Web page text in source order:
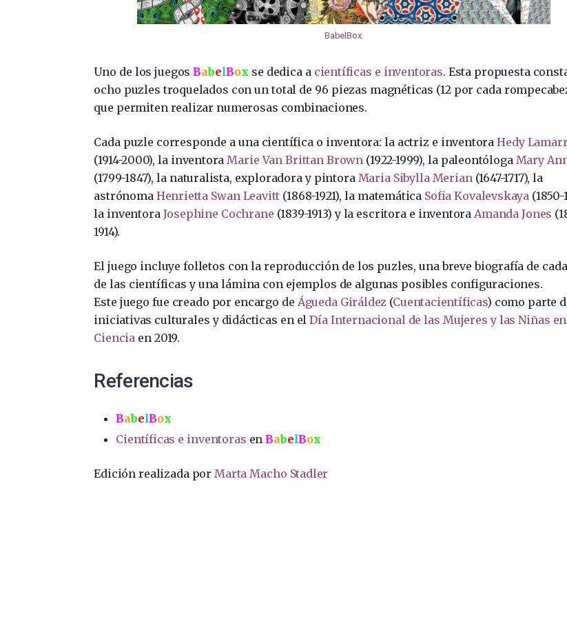
BabelBox.
Uno de los juegosBabelBox se dedica a científicas e inventoras. Esta propuesta
ocho puzles troquelados con un total de 96 piezas magnéticas (12 por cada
que permiten realizar numerosas combinaciones.
Cada puzle corresponde a una científica o inventora: la actriz e inventoraHedy Lamarr
(1914-2000), la inventora Marie Van Brittan Brown (1922-1999), la paleontóloga Mary
(1799-1847), la naturalista, exploradora y pintora Maria Sibylla Merian (1647-1717), la
astrónoma Henrietta Swan Leavitt (1868-1921), la matemática Sofia Kovalevskaya (1850-
la inventora Josephine Cochrane (1839-1913) y la escritora e inventora Amanda Jones
1914).
El juego incluye folletos con la reproducción de los puzles, una breve biografía de
de las científicas y una lámina con ejemplos de algunas posibles configuraciones.
Este juego fue creado por encargo de Águeda Giráldez (Cuentacientíficas) como parte
iniciativas culturales y didácticas en elDía Internacional de las Mujeres y las Niñas
Ciencia en 2019.
Referencias
BabelBox
Científicas e inventoras enBabelBox
Edición realizada por Marta Macho Stadler